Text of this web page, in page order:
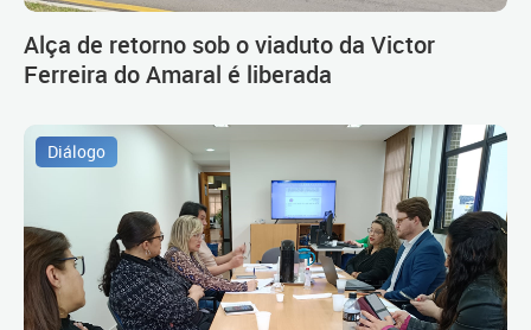
Alça de retorno sob o viaduto da Victor
Ferreira do Amaral é liberada
Diálogo